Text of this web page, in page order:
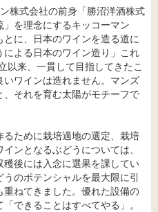
株式会社の前身「勝沼洋酒株式
を理念にするキッコーマン
に、日本のワインを造る道に
よる日本のワイン造り」これ
以来、一貫して目指してきたこ
ワインは造れません。マンズ
それを育む太陽がモチーフで
ために栽培適地の選定、栽培
ンとなるぶどうについては、
後には入念に選果を課してい
のポテンシャルを最大限に引
ねてきました。優れた設備の
できることはすべてやる」。